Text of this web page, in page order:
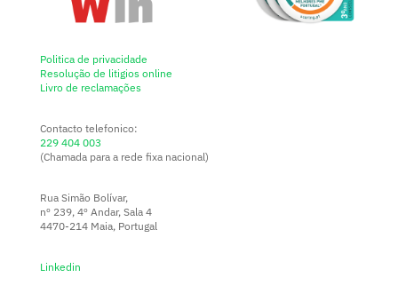
Politica de privacidade
Resolução de litigios online
Livro de reclamações
Contacto telefonico:
229 404 003
(Chamada para a rede fixa nacional)
Rua Simão Bolívar,
nº 239, 4º Andar, Sala 4
4470-214 Maia, Portugal
Linkedin